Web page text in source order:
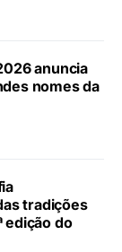
anuncia
nomes da
tradições
edição do